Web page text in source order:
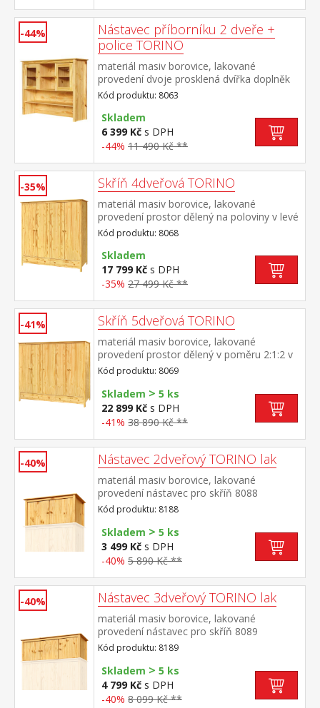
-44%
Nástavec příborníku 2 dveře +
police TORINO
materiál masiv borovice, lakované
provedení dvoje prosklená dvířka doplněk
příborníku TORINO 8062
Kód produktu: 8063
Skladem
6 399 Kč s DPH
-44% 11 490 Kč **
-35% Skříň 4dveřová TORINO
materiál masiv borovice, lakované
provedení prostor dělený na poloviny v levé
polovině šatní tyč a police na klobouky v
pravé polovině 3 police ve spodní části 2
zásuvky s kovovými pojezdy doporučený
nástavec 8168
Kód produktu: 8068
Skladem
17 799 Kč s DPH
-35% 27 499 Kč **
-41% Skříň 5dveřová TORINO
materiál masiv borovice, lakované
provedení prostor dělený v poměru 2:1:2 v
levé a pravé širší části šatní tyč a police na
klobouky ve střední úzké části 3 police ve
spodní části 3 zásuvky s kovovými
pojezdy doporučený nástavec 8169
Kód produktu: 8069
Skladem > 5 ks
22 899 Kč s DPH
-41% 38 890 Kč **
-40% Nástavec 2dveřový TORINO lak
materiál masiv borovice, lakované
provedení nástavec pro skříň 8088
Kód produktu: 8188
Skladem > 5 ks
3 499 Kč s DPH
-40% 5 890 Kč **
-40% Nástavec 3dveřový TORINO lak
materiál masiv borovice, lakované
provedení nástavec pro skříň 8089
Kód produktu: 8189
Skladem > 5 ks
4 799 Kč s DPH
-40% 8 099 Kč **